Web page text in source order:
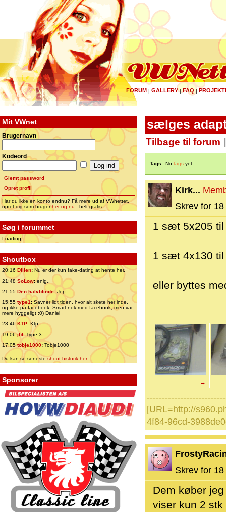
FORUM | GALLERY|FAQ |
Mit VWnet
Brugernavn
Kodeord
Glemt password
Opret profil
Har du ikke en konto endnu? Få mere ud af VWnettet,
opret dig som brugerher og nu - helt gratis...
Søg i forummet
Loading
Shoutbox
20:16 Dillen: Nu er der kun fake-dating at hente her.
21:48 SoLow:enig..
21:55 Den halvblinde:Jep.....
15:55 type1:Savner lidt tiden, hvor alt skete her inde,
og ikke på facebook. Smart nok med facebook, men var
mere hyggeligt ;0) Daniel
23:46 KTP:Ktp
19:06jbl:Type 3
17:05tobje1000: Tobje1000
Du kan se senesteshout historik her...
Sponsorer
sælges
Tilbage til forum
Tags: No tags yet.
Kirk...
Skrev for
1 sæt 5x205 til
1 sæt 4x130 til
eller byttes
→
[URL=http://
4f84-96cd-
Skrev for
Dem køber
viser kun 2 stk